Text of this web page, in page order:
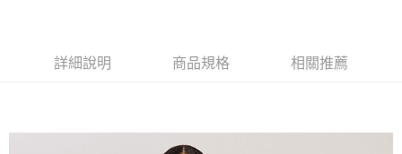
詳細說明 商品規格 相關推薦